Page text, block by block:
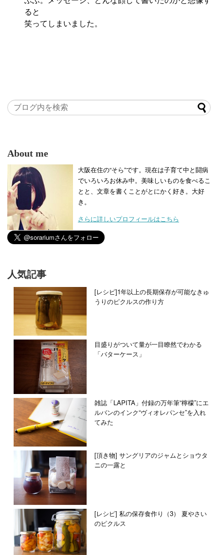
ると
笑ってしまいました。
About me
大阪在住の“そら”です。現在は子育て中と闘病
でいろいろお休み中。美味しいものを食べるこ
とと、文章を書くことがとにかく好き。大好
き。
さらに詳しいプロフィールはこちら
人気記事
[レシピ]1年以上の長期保存が可能なきゅ
うりのピクルスの作り方
目盛りがついて量が一目瞭然でわかる
「バターケース」
雑誌「LAPITA」付録の万年筆“檸檬”にエ
ルバンのインク“ヴィオレパンセ”を入れ
てみた
[頂き物] サングリアのジャムとショウタ
ニの一露と
[レシピ] 私の保存食作り（3） 夏やさい
のピクルス